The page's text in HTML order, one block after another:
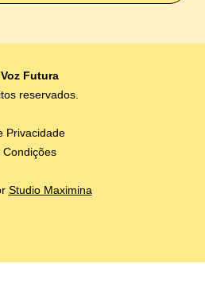
Futura
reservados.
Privacidade
Condições
Studio Maximina